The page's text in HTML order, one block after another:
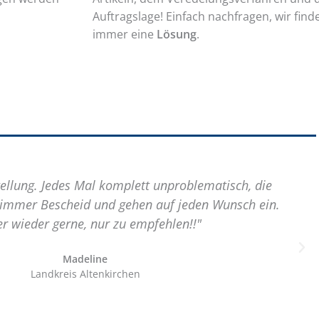
Auftragslage! Einfach nachfragen, wir
immer eine Lösung.
Jedes Mal komplett unproblematisch, die
Bescheid und gehen auf jeden Wunsch ein.
wieder gerne, nur zu empfehlen!!"
Madeline
Landkreis Altenkirchen